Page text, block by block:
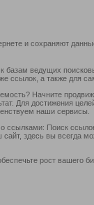
и сохраняют
базам ведущих
ссылок, а также для
Начните
Для достижения
наши сервисы.
ссылками: Поиск
здесь вы всегда
рост вашего